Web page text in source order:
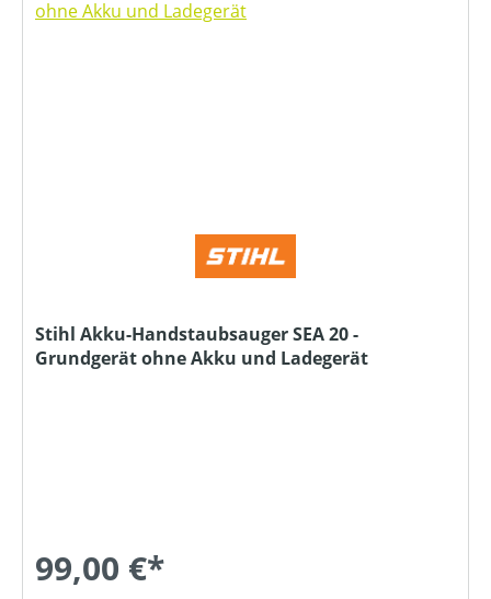
Stihl Akku-Handstaubsauger SEA 20 -
Grundgerät ohne Akku und Ladegerät
99,00 €*